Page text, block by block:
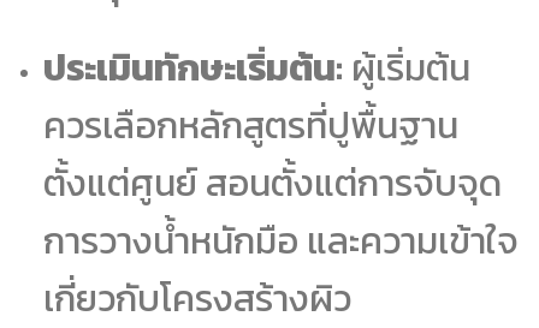
ประเมินทักษะเริ่มต้น: ผู้เริ่มต้น
ควรเลือกหลักสูตรที่ปูพื้นฐาน
ตั้งแต่ศูนย์ สอนตั้งแต่การจับจุด
การวางน้ำหนักมือ และความเข้าใจ
เกี่ยวกับโครงสร้างผิว